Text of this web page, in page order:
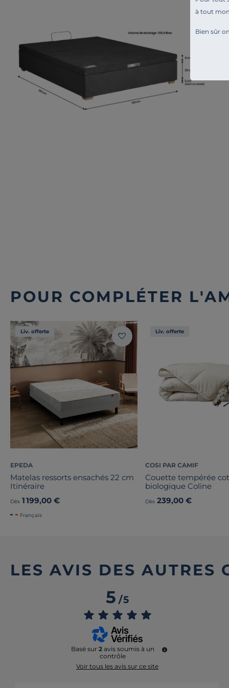
à tout
Bien sûr
POUR COMPLÉTER
Liv. offerte
EPEDA
Matelas ressorts ensachés 22 cm
Itinéraire
Dès 1 199,00 €
Français
Liv. offerte
COSI PAR CAMIF
Couette tempérée
biologique Coline
Dès 239,00 €
LES AVIS DES AUTRES
5/5
Basé sur 2 avis soumis à un
contrôle
Voir tous les avis sur ce site